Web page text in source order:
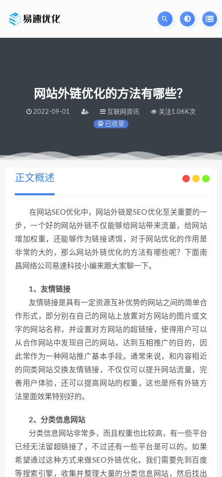
网站外链优化的方法有哪些？
2022-09-01 互联网资讯
关注1.06K次
已收录
当前位置： 易速网站优化公司 >网站外链优化的方法有哪些？
正文概述
在网站SEO优化中，网站外链是SEO优化至关重要的一
步，一个好的网站外链不仅能够给网站带来流量，给网站
增加权重，还能够作为链接诱饵，对于网站优化的作用是
非常的大的，那么网站外链优化的方法有哪些呢？下面南
昌网络公司易速科技小编来跟大家聊一下。
1、友情链接
友情链接是具有一定资源互补优势的网站之间的简单合
作形式，即分别在自己的网站上放置对方网站的图片或文
字的网站名称，并设置对方网站的超链接，使得用户可以
从合作网站中发现自己的网站，达到互相推广的目的，因
此常作为一种网站推广基本手段。通常来说，和内容相近
的同类网站交换友情链接，不仅仅可以提升网站流量，完
善用户体验，还可以提高网站的权重，这也是所有外链方
法里面效果特别好的。
2、分类信息网站
分类信息网站非常多，而且权重也比较高，有一些平台
已经无法留超链接了，不过还有一些平台是可以的。如果
希望通过这种方式来做SEO外链优化，我们需要先到百度
等搜索引擎，收集并整理大量的分类信息网站，然后找出